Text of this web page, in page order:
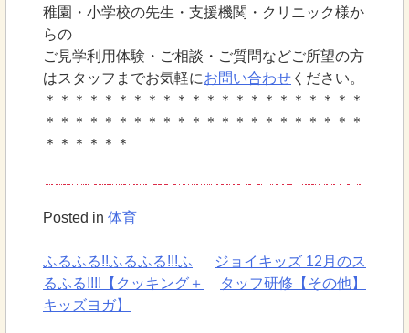
稚園・小学校の先生・支援機関・クリニック様か
らの
ご見学利用体験・ご相談・ご質問などご所望の方
はスタッフまでお気軽にお問い合わせ ください。
＊＊＊＊＊＊＊＊＊＊＊＊＊＊＊＊＊＊＊＊＊＊
＊＊＊＊＊＊＊＊＊＊＊＊＊＊＊＊＊＊＊＊＊＊
＊＊＊＊＊＊
Posted in 体育
投
稿
ふるふる!!ふるふる!!!ふ
るふる!!!!【クッキング＋
キッズヨガ】
ジョイキッズ 12月のス
タッフ研修【その他】